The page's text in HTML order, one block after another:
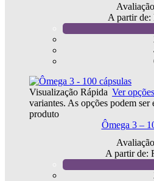
Avaliação
A partir de:
Visualização Rápida Ver opções
variantes. As opções podem ser
produto
Ômega 3 –
Avaliação
A partir de: